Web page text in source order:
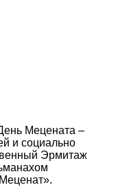
Мецената –
и социально
Эрмитаж